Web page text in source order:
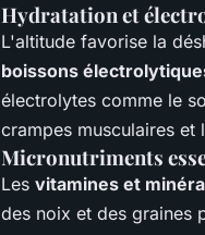
Hydratation et
L'altitude favorise la
boissons
électrolytes comme le
crampes musculaires et
Micronutriments
Les vitamines et
des noix et des graines